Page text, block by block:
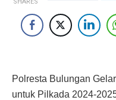
Polresta Bulungan
untuk Pilkada 2024-